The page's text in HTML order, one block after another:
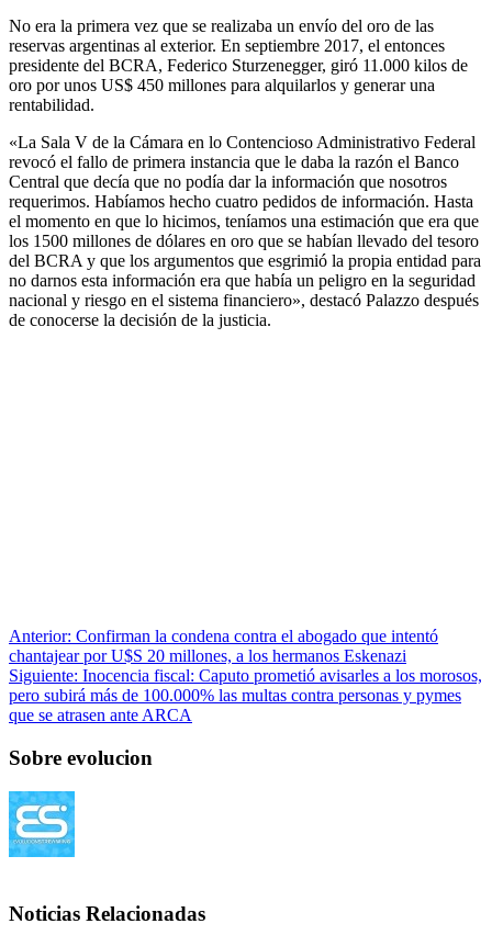
No era la primera vez que se realizaba un envío del oro de las
reservas argentinas al exterior. En septiembre 2017, el entonces
presidente del BCRA, Federico Sturzenegger, giró 11.000 kilos de
oro por unos US$ 450 millones para alquilarlos y generar una
rentabilidad.
«La Sala V de la Cámara en lo Contencioso Administrativo Federal
revocó el fallo de primera instancia que le daba la razón el Banco
Central que decía que no podía dar la información que nosotros
requerimos. Habíamos hecho cuatro pedidos de información. Hasta
el momento en que lo hicimos, teníamos una estimación que era que
los 1500 millones de dólares en oro que se habían llevado del tesoro
del BCRA y que los argumentos que esgrimió la propia entidad para
no darnos esta información era que había un peligro en la seguridad
nacional y riesgo en el sistema financiero», destacó Palazzo después
de conocerse la decisión de la justicia.
Anterior: Confirman la condena contra el abogado que intentó
chantajear por U$S 20 millones, a los hermanos Eskenazi
Siguiente: Inocencia fiscal: Caputo prometió avisarles a los morosos,
pero subirá más de 100.000% las multas contra personas y pymes
que se atrasen ante ARCA
Sobre evolucion
Noticias Relacionadas